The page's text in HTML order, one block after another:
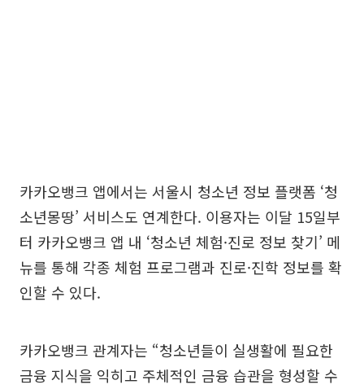
카카오뱅크 앱에서는 서울시 청소년 정보 플랫폼 ‘청
소년몽땅’ 서비스도 연계한다. 이용자는 이달 15일부
터 카카오뱅크 앱 내 ‘청소년 체험·진로 정보 찾기’ 메
뉴를 통해 각종 체험 프로그램과 진로·진학 정보를 확
인할 수 있다.
카카오뱅크 관계자는 “청소년들이 실생활에 필요한
금융 지식을 익히고 주체적인 금융 습관을 형성할 수